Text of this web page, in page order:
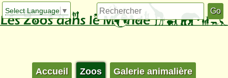
Select Language ▼
Accueil Zoos Galerie animalière